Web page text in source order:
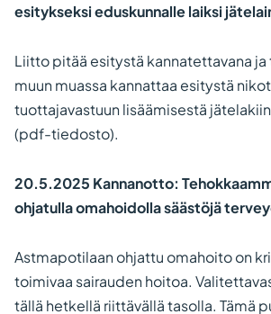
esitykseksi eduskunnalle laiksi
Liitto pitää esitystä kannatettavana
muun muassa kannattaa esitystä
tuottajavastuun lisäämisestä
(pdf-tiedosto).
20.5.2025 Kannanotto:
ohjatulla omahoidolla säästöjä
Astmapotilaan ohjattu omahoito on
toimivaa sairauden hoitoa.
tällä hetkellä riittävällä tasolla. Tämä